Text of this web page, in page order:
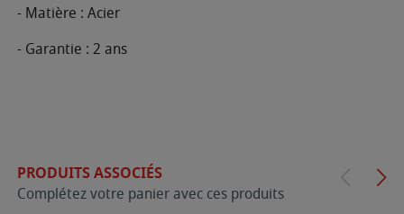
- Matière : Acier
- Garantie : 2 ans
PRODUITS ASSOCIÉS
Complétez votre panier avec ces produits